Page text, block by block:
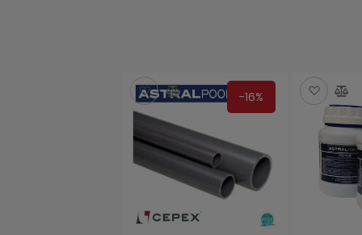
-16%
Salveaza
Compara